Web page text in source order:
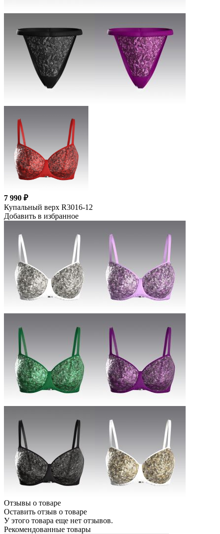
7 990 ₽
Купальный верх R3016-12
Добавить в избранное
Отзывы о товаре
Оставить отзыв о товаре
У этого товара еще нет отзывов.
Рекомендованные товары